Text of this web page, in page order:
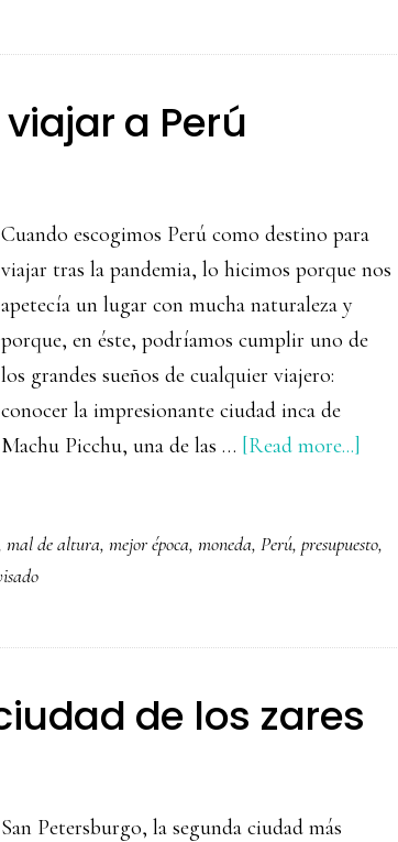
a Perú
Cuando escogimos Perú como destino para
viajar tras la pandemia, lo hicimos porque nos
apetecía un lugar con mucha naturaleza y
porque, en éste, podríamos cumplir uno de
los grandes sueños de cualquier viajero:
conocer la impresionante ciudad inca de
Machu Picchu, una de las … [Read more...]
para
Perú
mal de altura, mejor época, moneda, Perú, presupuesto,
de los zares
San Petersburgo, la segunda ciudad más